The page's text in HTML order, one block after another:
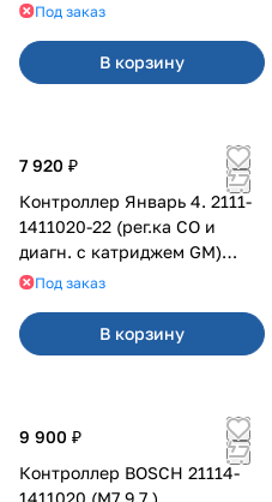
Под заказ
В корзину
7 920 ₽
Контроллер Январь 4. 2111-
1411020-22 (рег.ка СО и
диагн. с катриджем GM)
К104
Под заказ
В корзину
9 900 ₽
Контроллер BOSCH 21114-
1411020 (М7.9.7 )